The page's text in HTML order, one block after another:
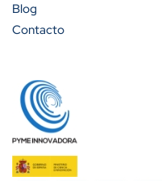
Blog
Contacto